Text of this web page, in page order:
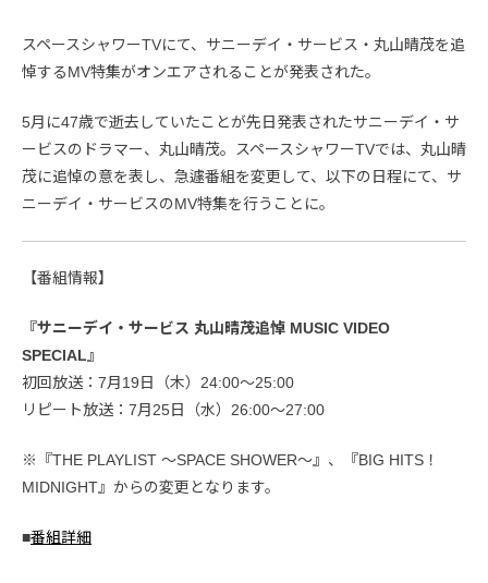
スペースシャワーTVにて、サニーデイ・サービス・丸山晴茂を追
悼するMV特集がオンエアされることが発表された。
5月に47歳で逝去していたことが先日発表されたサニーデイ・サ
ービスのドラマー、丸山晴茂。スペースシャワーTVでは、丸山晴
茂に追悼の意を表し、急遽番組を変更して、以下の日程にて、サ
ニーデイ・サービスのMV特集を行うことに。
【番組情報】
『サニーデイ・サービス 丸山晴茂追悼 MUSIC VIDEO
SPECIAL』
初回放送：7月19日（木）24:00～25:00
リピート放送：7月25日（水）26:00～27:00
※『THE PLAYLIST ～SPACE SHOWER～』、『BIG HITS！
MIDNIGHT』からの変更となります。
■番組詳細